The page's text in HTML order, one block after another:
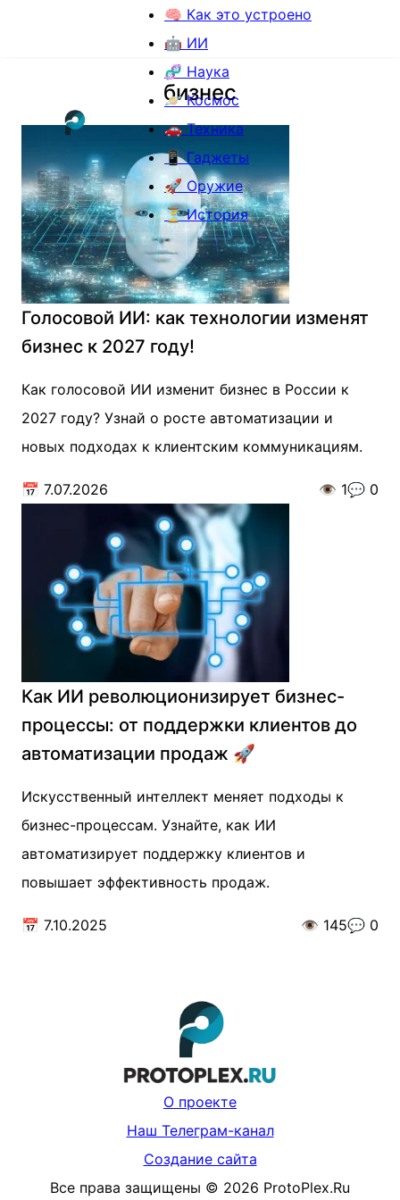
🧠 Как это устроено
🤖 ИИ
🧬 Наука
🪐 Космос
🚗 Техника
📱 Гаджеты
🚀 Оружие
⏳ История
бизнес
Голосовой ИИ: как технологии изменят
бизнес к 2027 году!
Как голосовой ИИ изменит бизнес в России к
2027 году? Узнай о росте автоматизации и
новых подходах к клиентским коммуникациям.
📅 7.07.2026 👁️ 1💬 0
Как ИИ революционизирует бизнес-
процессы: от поддержки клиентов до
автоматизации продаж 🚀
Искусственный интеллект меняет подходы к
бизнес-процессам. Узнайте, как ИИ
автоматизирует поддержку клиентов и
повышает эффективность продаж.
📅 7.10.2025 👁️ 145💬 0
О проекте
Наш Телеграм-канал
Создание сайта
Все права защищены © 2026 ProtoPlex.Ru